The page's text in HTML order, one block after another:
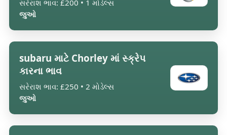
સરેરાશ ભાવ: £200 • 1 મોડેલ્સ
જુઓ
subaru માટે Chorley માં સ્ક્રેપ
કારના ભાવ
સરેરાશ ભાવ: £250 • 2 મોડેલ્સ
જુઓ